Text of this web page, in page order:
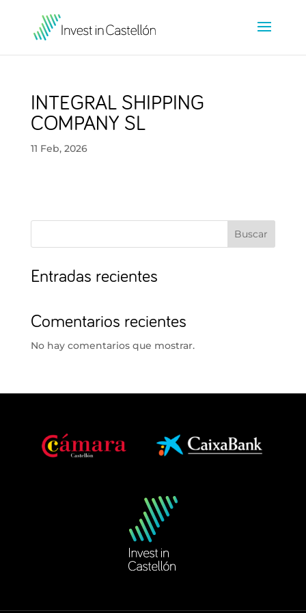
INTEGRAL SHIPPING
COMPANY SL
11 Feb, 2026
Buscar
Entradas recientes
Comentarios recientes
No hay comentarios que mostrar.